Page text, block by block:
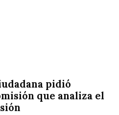
pidió
que analiza el